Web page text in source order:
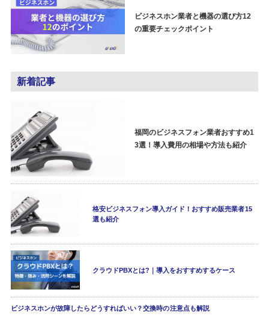
ビジネスホン業者と機器の選び方12
の重要チェックポイント
新着記事
福岡のビジネスフォン業者おすすめ1
3選！導入費用の相場や方法も紹介
格安ビジネスフォン導入ガイド！おすすめ販売業者15
選も紹介
クラウドPBXとは?｜導入をおすすめするケース
ビジネスホンが故障したらどうすればいい？交換時の注意点も解説